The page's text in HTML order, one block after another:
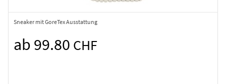
Sneaker mit GoreTex Ausstattung
ab 99.80 CHF